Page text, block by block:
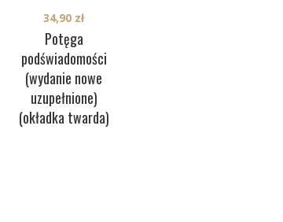
Potęga
podświadomości
(wydanie nowe
uzupełnione)
(okładka twarda)
34,90 zł